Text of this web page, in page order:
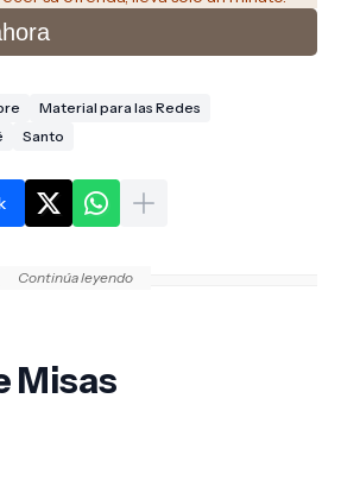
Material para las Redes
Santo
Continúa leyendo
Misas